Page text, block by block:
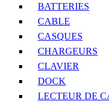
BATTERIES
CABLE
CASQUES
CHARGEURS
CLAVIER
DOCK
LECTEUR DE